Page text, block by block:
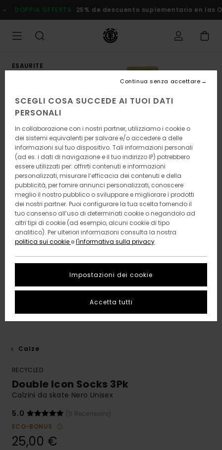
alle
informazioni
prodotto
OFFERTA 25% de descuento suplementario en las
ESAURITE
Calze
RECYCLED
Double Icon Socks 3Pk
Calzini da skate Nero Unisex
5.0
(5 Recensioni)
ECO-BONUS
25,00 €
SCEGLI COSA SUCCEDE AI TUOI DATI
PERSONALI
In collaborazione con i nostri partner, utilizziamo i cookie o
dei sistemi equivalenti per salvare e/o accedere a delle
informazioni sul tuo dispositivo. Tali informazioni personali
(ad es. i dati di navigazione e il tuo indirizzo IP) potrebbero
essere utilizzati per: offrirti contenuti e informazioni
personalizzati, misurare l’efficacia dei contenuti e della
pubblicità, per fornire annunci personalizzati, conoscere
meglio il nostro pubblico o sviluppare e migliorare i prodotti
dei nostri partner. Puoi configurare la tua scelta fornendo il
tuo consenso all’uso di determinati cookie o negandolo ad
altri tipi di cookie (ad esempio, alcuni cookie di tipo
analitico). Per ulteriori informazioni consulta la nostra
politica sui cookie el'informativa sulla privacy.
Impostazioni dei cookie
Continua senza accettare
Accetta tutti